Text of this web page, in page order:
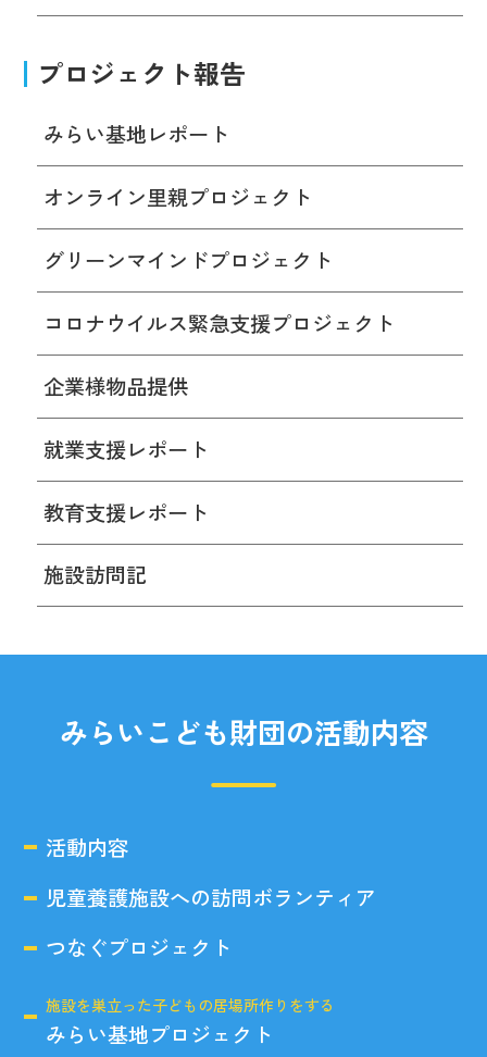
プロジェクト報告
みらい基地レポート
オンライン里親プロジェクト
グリーンマインドプロジェクト
コロナウイルス緊急支援プロジェクト
企業様物品提供
就業支援レポート
教育支援レポート
施設訪問記
みらいこども財団の活動内容
活動内容
児童養護施設への訪問ボランティア
つなぐプロジェクト
施設を巣立った子どもの居場所作りをする
みらい基地プロジェクト